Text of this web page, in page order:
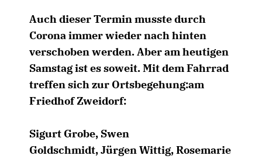
Auch dieser Termin musste durch
Corona immer wieder nach hinten
verschoben werden. Aber am heutigen
Samstag ist es soweit. Mit dem Fahrrad
treffen sich zur Ortsbegehung:am
Friedhof Zweidorf:
Sigurt Grobe, Swen
Goldschmidt, Jürgen Wittig, Rosemarie